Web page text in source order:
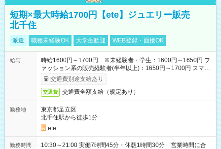
短期×最大時給1700円【ete】ジュエリー販売
北千住
派遣 職種未経験OK 大学生歓迎 WEB登録・面接OK
給与
時給1600円～1700円 ※未経験者・学生：1600円～1650円 フ
ァッション系の販売経験者(半年以上)：1650円～1700円 スマホ
で簡単！給料前払いサービスあり
交通費別途支給あり
交通費 交通費全額支給（規定あり）
勤務地
東京都足立区
北千住駅から徒歩1分
ete
勤務時間
10:30～21:00 実働7時間45分・休憩1時間30分 営業時間に合